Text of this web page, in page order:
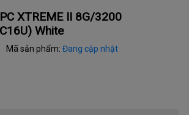
XTREME II 8G/3200
White
Mã sản phẩm: Đang cập nhật